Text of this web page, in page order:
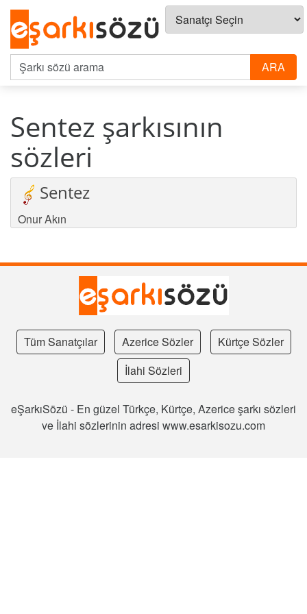
Sentez şarkısının
sözleri
Sentez
Onur Akın
Tüm Sanatçılar Azerice Sözler
Kürtçe Sözler
İlahi Sözleri
eŞarkıSözü - En güzel Türkçe, Kürtçe, Azerice şarkı sözleri
ve İlahi sözlerinin adresi www.esarkisozu.com